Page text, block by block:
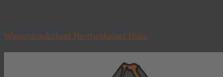
Winterwonderland Herchenhainer Höhe